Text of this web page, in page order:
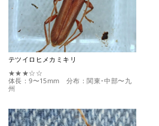
テツイロヒメカミキリ
★★★☆☆
体長：9〜15mm 分布：関東･中部〜九
州